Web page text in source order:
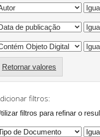
Retornar valores
filtros:
filtros para refinar o